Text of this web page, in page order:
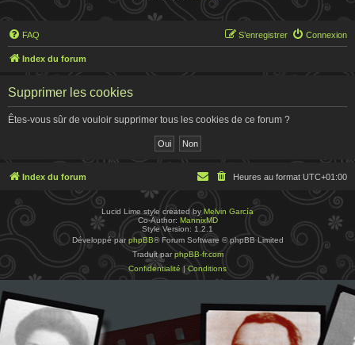
FAQ Connexion
S’enregistrer
Index du forum
Supprimer les cookies
Êtes-vous sûr de vouloir supprimer tous les cookies de ce forum ?
Index du forum Heures au format UTC+01:00
Lucid Lime style created byMelvin García
Co-Author: MannixMD
Style Version: 1.2.1
Développé par phpBB® Forum Software © phpBB Limited
Traduit par phpBB-fr.com
Confidentialité | Conditions